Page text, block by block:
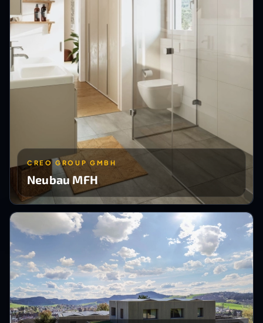
CREO GROUP GMBH
Neubau MFH